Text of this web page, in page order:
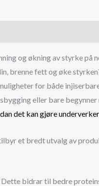
og økning av styrke på
brenne fett og øke
for både
eller bare
det kan gjøre
et bredt utvalg av
bidrar til bedre